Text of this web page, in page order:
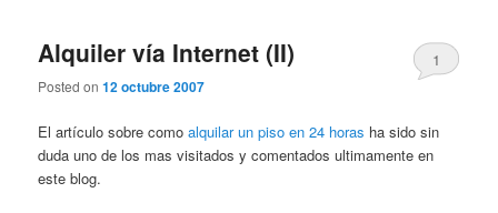
Alquiler vía Internet (II)
Posted on12 octubre 2007
1
El artículo sobre comoalquilar un piso en 24 horas ha sido sin
duda uno de los mas visitados y comentados ultimamente en
este blog.